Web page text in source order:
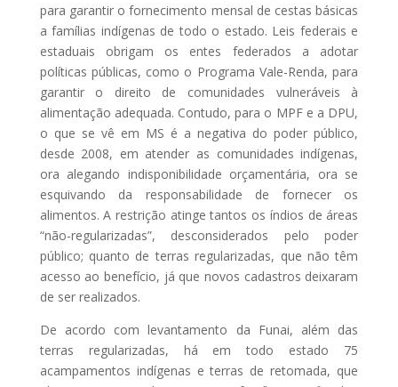
para garantir o fornecimento mensal de cestas básicas
a famílias indígenas de todo o estado. Leis federais e
estaduais obrigam os entes federados a adotar
políticas públicas, como o Programa Vale-Renda, para
garantir o direito de comunidades vulneráveis à
alimentação adequada. Contudo, para o MPF e a DPU,
o que se vê em MS é a negativa do poder público,
desde 2008, em atender as comunidades indígenas,
ora alegando indisponibilidade orçamentária, ora se
esquivando da responsabilidade de fornecer os
alimentos. A restrição atinge tantos os índios de áreas
“não-regularizadas”, desconsiderados pelo poder
público; quanto de terras regularizadas, que não têm
acesso ao benefício, já que novos cadastros deixaram
de ser realizados.
De acordo com levantamento da Funai, além das
terras regularizadas, há em todo estado 75
acampamentos indígenas e terras de retomada, que